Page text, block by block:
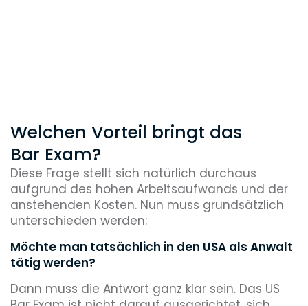
Welchen Vorteil bringt das
Bar Exam?
Diese Frage stellt sich natürlich durchaus
aufgrund des hohen Arbeitsaufwands und der
anstehenden Kosten. Nun muss grundsätzlich
unterschieden werden:
Möchte man tatsächlich in den USA als Anwalt
tätig werden?
Dann muss die Antwort ganz klar sein. Das US